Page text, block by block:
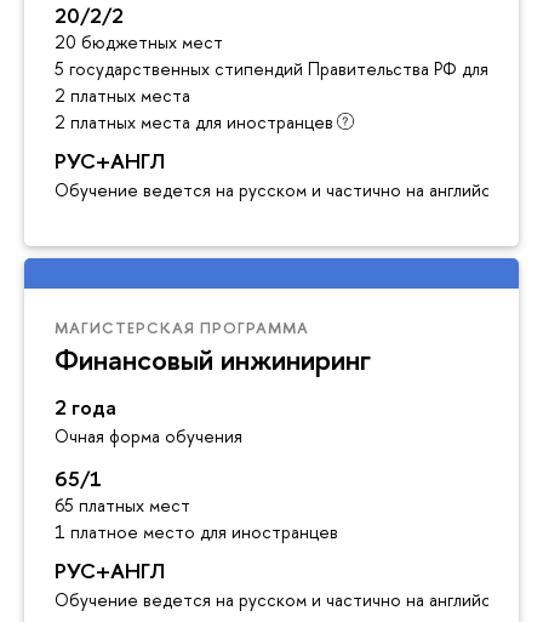
20/2/2
20 бюджетных мест
5 государственных стипендий Правительства РФ для
2 платных места
2 платных места для иностранцев
РУС+АНГЛ
Обучение ведется на русском и частично на английском
МАГИСТЕРСКАЯ ПРОГРАММА
Финансовый инжиниринг
2 года
Очная форма обучения
65/1
65 платных мест
1 платное место для иностранцев
РУС+АНГЛ
Обучение ведется на русском и частично на английском